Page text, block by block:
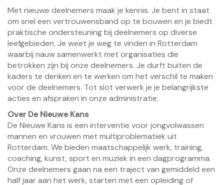
Met nieuwe deelnemers maak je kennis. Je bent in staat
om snel een vertrouwensband op te bouwen en je biedt
praktische ondersteuning bij deelnemers op diverse
leefgebieden. Je weet je weg te vinden in Rotterdam
waarbij nauw samenwerkt met organisaties die
betrokken zijn bij onze deelnemers. Je durft buiten de
kaders te denken en te werken om het verschil te maken
voor de deelnemers. Tot slot verwerk je je belangrijkste
acties en afspraken in onze administratie.
Over De Nieuwe Kans
De Nieuwe Kans is een interventie voor jongvolwassen
mannen en vrouwen met multiproblematiek uit
Rotterdam. We bieden maatschappelijk werk, training,
coaching, kunst, sport en muziek in een dagprogramma.
Onze deelnemers gaan na een traject van gemiddeld een
half jaar aan het werk, starten met een opleiding of